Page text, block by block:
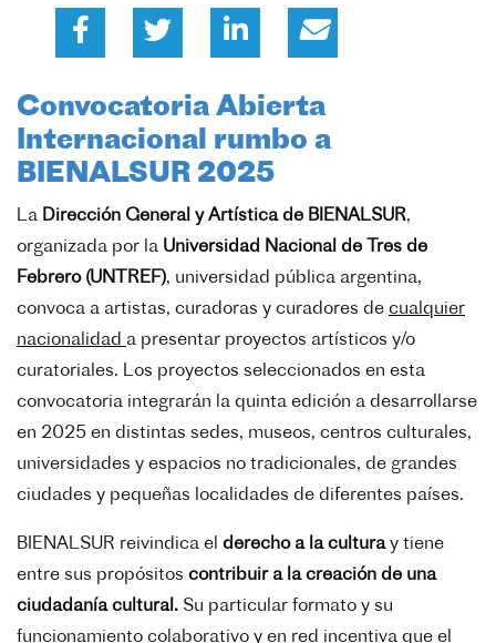
Convocatoria Abierta
Internacional rumbo a
BIENALSUR 2025
La Dirección General y Artística de BIENALSUR,
organizada por la Universidad Nacional de Tres de
Febrero (UNTREF), universidad pública argentina,
convoca a artistas, curadoras y curadores de cualquier
nacionalidad a presentar proyectos artísticos y/o
curatoriales. Los proyectos seleccionados en esta
convocatoria integrarán la quinta edición a desarrollarse
en 2025 en distintas sedes, museos, centros culturales,
universidades y espacios no tradicionales, de grandes
ciudades y pequeñas localidades de diferentes países.
BIENALSUR reivindica el derecho a la culturay tiene
entre sus propósitos contribuir a la creación de una
ciudadanía cultural. Su particular formato y su
funcionamiento colaborativo y en red incentiva que el